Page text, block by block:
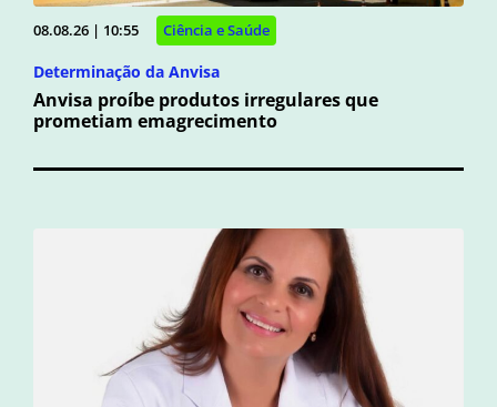
08.08.26 | 10:55 Ciência e Saúde
Determinação da Anvisa
Anvisa proíbe produtos irregulares que
prometiam emagrecimento